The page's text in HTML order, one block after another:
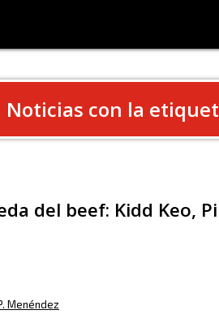
Noticias con la
del beef: Kidd Keo,
Menéndez